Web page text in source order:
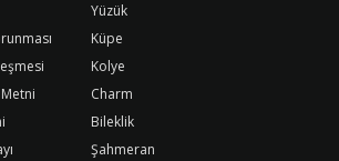
Yüzük
Küpe
Kolye
Charm
Bileklik
Şahmeran